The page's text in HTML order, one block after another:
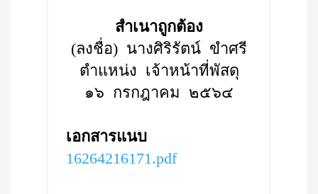
สำเนาถูกต้อง
(ลงชื่อ) นางศิริรัตน์ ขำศรี
ตำแหน่ง เจ้าหน้าที่พัสดุ
๑๖ กรกฎาคม ๒๕๖๔
เอกสารแนบ
16264216171.pdf